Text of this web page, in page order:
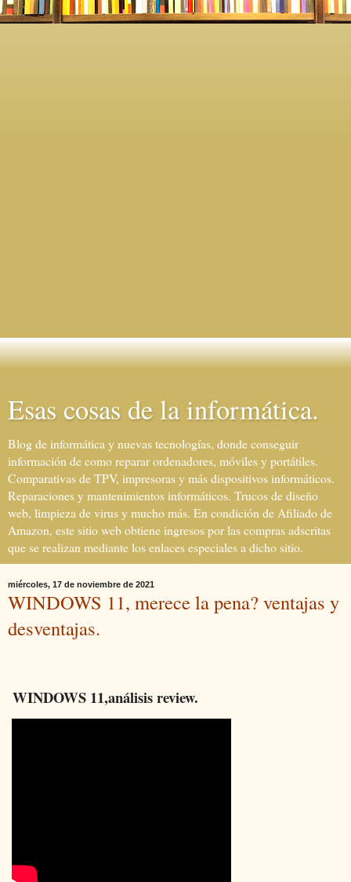
Esas cosas de la informática.
Blog de informática y nuevas tecnologías, donde conseguir
información de como reparar ordenadores, móviles y portátiles.
Comparativas de TPV, impresoras y más dispositivos informáticos.
Reparaciones y mantenimientos informáticos. Trucos de diseño
web, limpieza de virus y mucho más. En condición de Afiliado de
Amazon, este sitio web obtiene ingresos por las compras adscritas
que se realizan mediante los enlaces especiales a dicho sitio.
miércoles, 17 de noviembre de 2021
WINDOWS 11, merece la pena? ventajas y
desventajas.
WINDOWS 11,análisis review.